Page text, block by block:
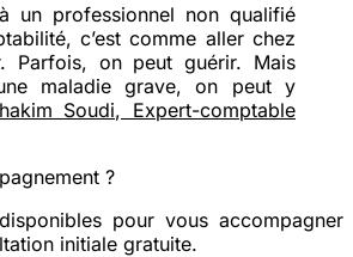
un professionnel non qualifié
c’est comme aller chez
Parfois, on peut guérir. Mais
maladie grave, on peut y
Soudi, Expert-comptable
?
pour vous accompagner
initiale gratuite.